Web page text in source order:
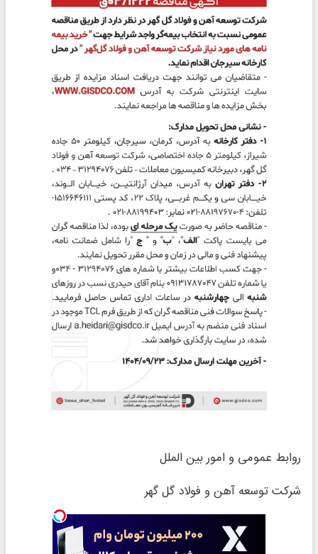
روابط عمومی و امور بین الملل
شرکت توسعه آهن و فولاد گل گهر